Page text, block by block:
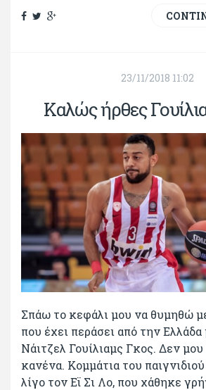
23/11/2018 11:02
Καλώς ήρθες
Σπάω το κεφάλι μου να θυμηθώ
που έχει περάσει από την Ελλάδα
Νάιτζελ Γουίλιαμς Γκος. Δεν μου
κανένα. Κομμάτια του
λίγο τον Εϊ Σι Λο, που χάθηκε